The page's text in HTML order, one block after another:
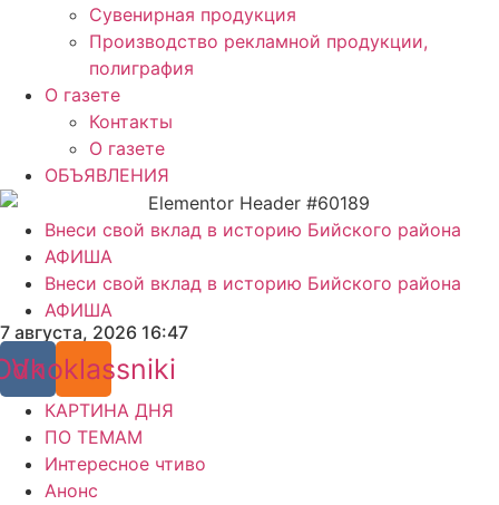
Сувенирная продукция
Производство рекламной продукции,
полиграфия
О газете
Контакты
О газете
ОБЪЯВЛЕНИЯ
Внеси свой вклад в историю Бийского района
АФИША
Внеси свой вклад в историю Бийского района
АФИША
7 августа, 2026 16:47
Vk
КАРТИНА ДНЯ
ПО ТЕМАМ
Интересное чтиво
Анонс